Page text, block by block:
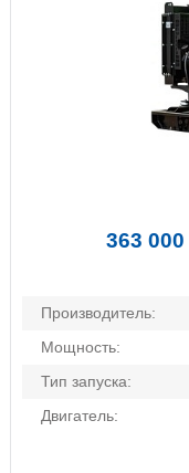
Производитель:
Мощность:
Тип запуска:
Двигатель:
363 000